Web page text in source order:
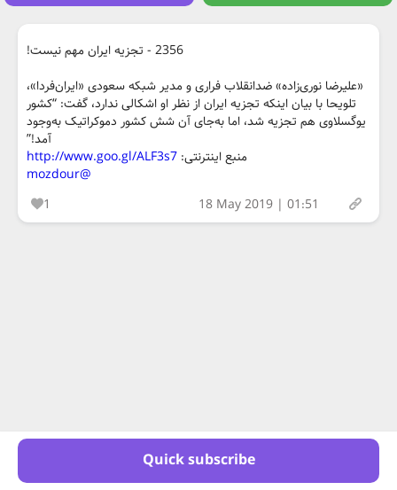
Quick subscribe
2356 - تجزیه ایران مهم نیست!
«علیرضا نوری‌زاده» ضدانقلاب فراری و مدیر شبکه سعودی «ایران‌فردا»،
تلویحا با بیان اینکه تجزیه ایران از نظر او اشکالی ندارد، گفت: “کشور
یوگسلاوی هم تجزیه شد، اما به‌جای آن شش کشور دموکراتیک به‌وجود
آمد!”
منبع اینترنتی: http://www.goo.gl/ALF3s7
@mozdour
1
18 May 2019 | 01:51